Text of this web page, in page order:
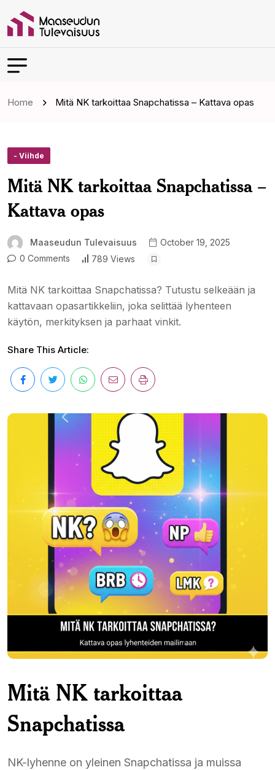
Home Mitä NK tarkoittaa Snapchatissa – Kattava opas
- Viihde
Mitä NK tarkoittaa Snapchatissa –
Kattava opas
Maaseudun Tulevaisuus
October 19, 2025
0 Comments
789 Views
Mitä NK tarkoittaa Snapchatissa? Tutustu selkeään ja
kattavaan opasartikkeliin, joka selittää lyhenteen
käytön, merkityksen ja parhaat vinkit.
Share This Article:
Mitä NK tarkoittaa
Snapchatissa
NK-lyhenne on yleinen Snapchatissa ja muissa